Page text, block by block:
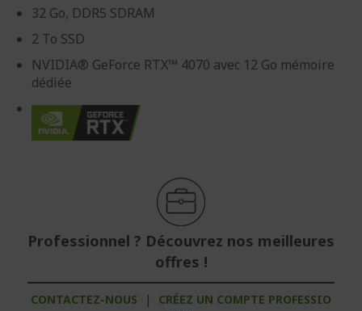
32 Go, DDR5 SDRAM
2 To SSD
NVIDIA® GeForce RTX™ 4070 avec 12 Go mémoire
dédiée
Professionnel ? Découvrez nos meilleures
offres !
CONTACTEZ-NOUS |
CRÉEZ UN COMPTE PROFESSIO